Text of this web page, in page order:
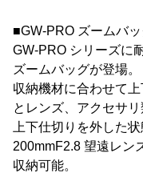
■GW-PRO ズームバ
GW-PRO シリーズに
ズームバッグが登場。
収納機材に合わせて
とレンズ、アクセサ
上下仕切りを外した
200mmF2.8 望遠レン
収納可能。